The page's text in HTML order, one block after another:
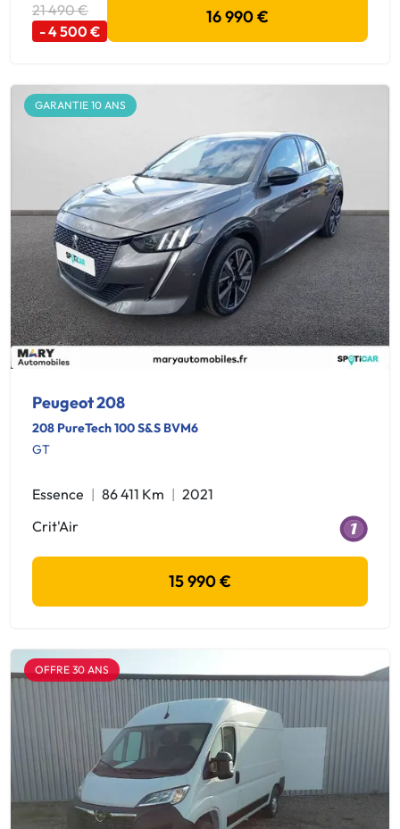
21 490 €
- 4 500 €
16 990 €
GARANTIE 10 ANS
Peugeot 208
208 PureTech 100 S&S BVM6
GT
Essence 86 411 Km
2021
Crit'Air
15 990 €
OFFRE 30 ANS